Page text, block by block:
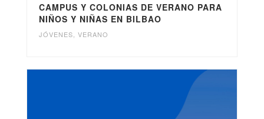
CAMPUS Y COLONIAS DE VERANO PARA
NIÑOS Y NIÑAS EN BILBAO
JÓVENES VERANO